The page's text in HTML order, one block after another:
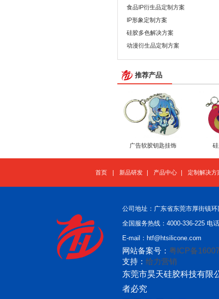
食品IP衍生品定制方案
IP形象定制方案
硅胶多色解决方案
动漫衍生品定制方案
推荐产品
广告软胶钥匙挂饰
首页 新品研发 产品中心 定制解决方
公司地址：广东省东莞市厚街镇
全国服务热线：4000-336-225 电
E-mail：htf@htsilicone.com
网站备案号： 粤ICP备
支持： 给力营销
东莞市昊天硅胶科技有限
者必究